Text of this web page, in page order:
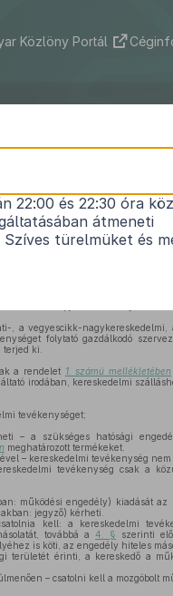
Közlöny Portál
Korm. rendelet
a vegyescikk-nagykereskedelmi,
folytató gazdálkodó
ki.
a rendelet 1. számú mellékletében
irodában, kereskedelmi
tevékenységet;
– a szükséges hatósági
meghatározott termékeket.
– kereskedelmi tevékenység
tevékenység csak a
működési engedély) kiadását
jegyző) kérheti.
kell: a kereskedelmi
továbbá a4. § szerinti
is köti, az engedély hiteles
területét érinti, a kereskedő a
– csatolni kell a mozgóbolt
22:00 és 22:30 óra
átmeneti
türelmüket és